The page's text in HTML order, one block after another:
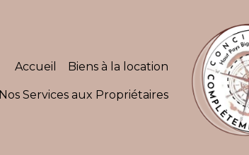
Accueil Biens à la location
Nos Services aux Propriétaires